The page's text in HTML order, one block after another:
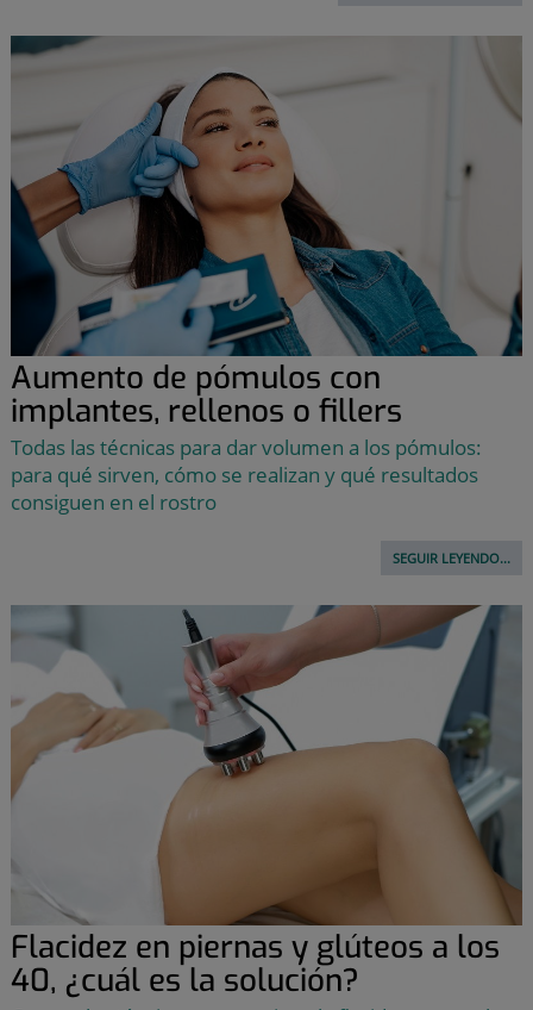
Aumento de pómulos con
implantes, rellenos o fillers
Todas las técnicas para dar volumen a los pómulos:
para qué sirven, cómo se realizan y qué resultados
consiguen en el rostro
SEGUIR LEYENDO...
Flacidez en piernas y glúteos a los
40, ¿cuál es la solución?